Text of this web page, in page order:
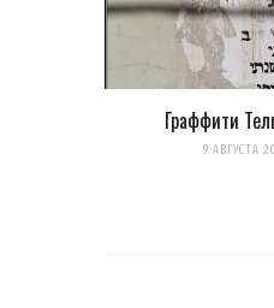
Граффити
9 АВГУСТА